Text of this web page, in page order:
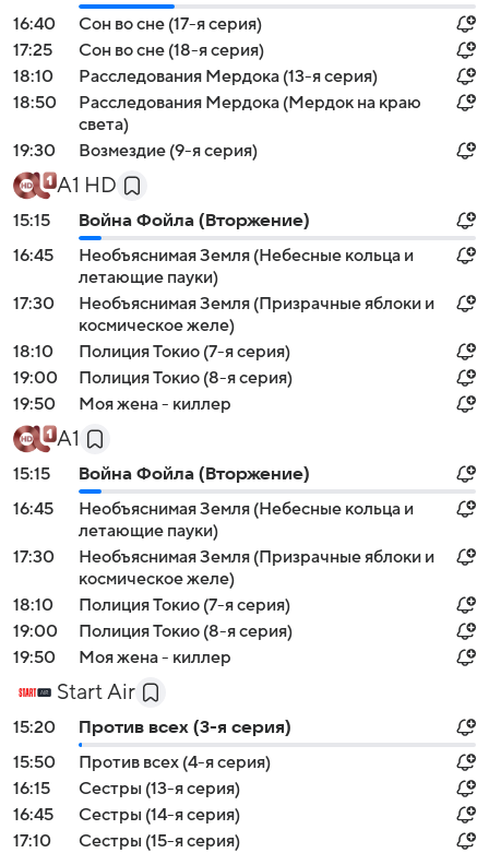
16:40
Сон во сне (17-я серия)
17:25
Сон во сне (18-я серия)
18:10
Расследования Мердока (13-я серия)
18:50
Расследования Мердока (Мердок на краю
света)
19:30
Возмездие (9-я серия)
А1 HD
15:15
Война Фойла (Вторжение)
16:45
Необъяснимая Земля (Небесные кольца и
летающие пауки)
17:30
Необъяснимая Земля (Призрачные яблоки и
космическое желе)
18:10
Полиция Токио (7-я серия)
19:00
Полиция Токио (8-я серия)
19:50
Моя жена - киллер
А1
15:15
Война Фойла (Вторжение)
16:45
Необъяснимая Земля (Небесные кольца и
летающие пауки)
17:30
Необъяснимая Земля (Призрачные яблоки и
космическое желе)
18:10
Полиция Токио (7-я серия)
19:00
Полиция Токио (8-я серия)
19:50
Моя жена - киллер
Start Air
15:20
Против всех (3-я серия)
15:50
Против всех (4-я серия)
16:15
Сестры (13-я серия)
16:45
Сестры (14-я серия)
17:10
Сестры (15-я серия)